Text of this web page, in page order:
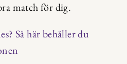
match för dig.
Så här behåller du